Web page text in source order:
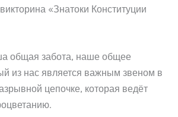
«Знатоки Конституции
общая забота, наше общее
из нас является важным звеном в
цепочке, которая ведёт